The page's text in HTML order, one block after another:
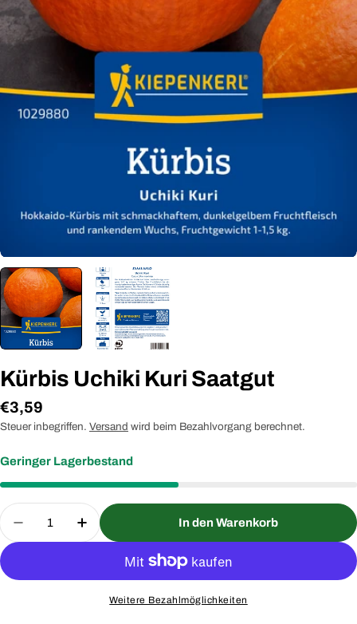
Sie das Medium 0 im Modalformat
Kürbis Uchiki Kuri Saatgut
Regulärer
Preis
€3,59
Steuer inbegriffen. Versand wird beim Bezahlvorgang berechnet.
Geringer Lagerbestand
Menge
Menge für Kürbis Uchiki Kuri Saatgut verringern
Menge für Kürbis Uchiki Kuri Saatgut
In den Warenkorb
Weitere Bezahlmöglichkeiten